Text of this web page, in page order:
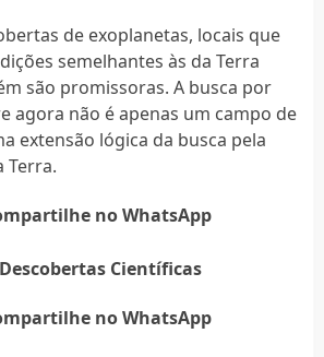
de exoplanetas, locais que
semelhantes às da Terra
são promissoras. A busca por
agora não é apenas um campo de
extensão lógica da busca pela
Terra.
no WhatsApp
Científicas
no WhatsApp